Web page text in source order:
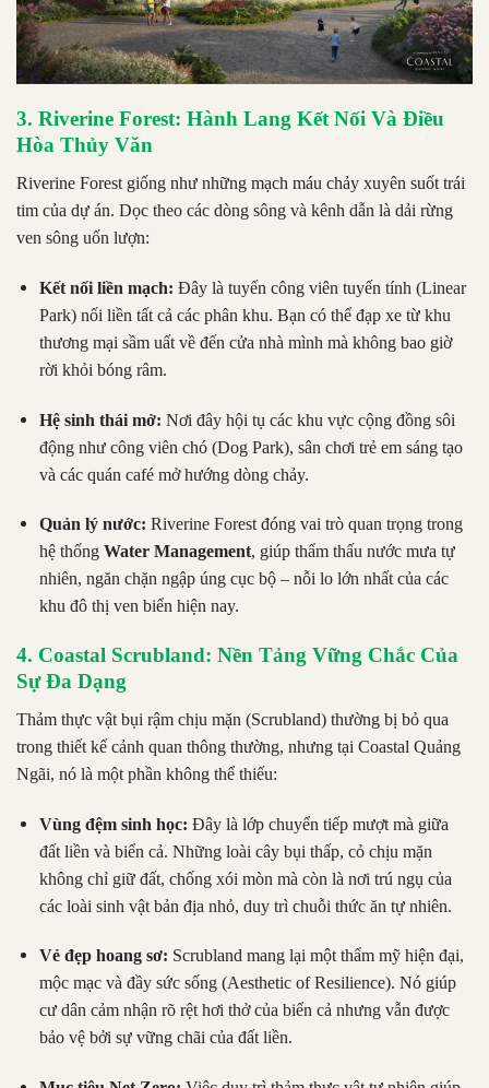
3. Riverine Forest: Hành Lang Kết Nối Và Điều
Hòa Thủy Văn
Riverine Forest giống như những mạch máu chảy xuyên suốt trái
tim của dự án. Dọc theo các dòng sông và kênh dẫn là dải rừng
ven sông uốn lượn:
Kết nối liền mạch: Đây là tuyến công viên tuyến tính (Linear
Park) nối liền tất cả các phân khu. Bạn có thể đạp xe từ khu
thương mại sầm uất về đến cửa nhà mình mà không bao giờ
rời khỏi bóng râm.
Hệ sinh thái mở: Nơi đây hội tụ các khu vực cộng đồng sôi
động như công viên chó (Dog Park), sân chơi trẻ em sáng tạo
và các quán café mở hướng dòng chảy.
Quản lý nước: Riverine Forest đóng vai trò quan trọng trong
hệ thống Water Management, giúp thẩm thấu nước mưa tự
nhiên, ngăn chặn ngập úng cục bộ – nỗi lo lớn nhất của các
khu đô thị ven biển hiện nay.
4. Coastal Scrubland: Nền Tảng Vững Chắc Của
Sự Đa Dạng
Thảm thực vật bụi rậm chịu mặn (Scrubland) thường bị bỏ qua
trong thiết kế cảnh quan thông thường, nhưng tại Coastal Quảng
Ngãi, nó là một phần không thể thiếu:
Vùng đệm sinh học: Đây là lớp chuyển tiếp mượt mà giữa
đất liền và biển cả. Những loài cây bụi thấp, cỏ chịu mặn
không chỉ giữ đất, chống xói mòn mà còn là nơi trú ngụ của
các loài sinh vật bản địa nhỏ, duy trì chuỗi thức ăn tự nhiên.
Vẻ đẹp hoang sơ: Scrubland mang lại một thẩm mỹ hiện đại,
mộc mạc và đầy sức sống (Aesthetic of Resilience). Nó giúp
cư dân cảm nhận rõ rệt hơi thở của biển cả nhưng vẫn được
bảo vệ bởi sự vững chãi của đất liền.